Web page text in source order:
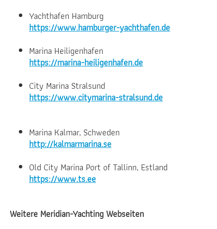
Yachthafen Hamburg
https://www.hamburger-yachthafen.de
Marina Heiligenhafen
https://marina-heiligenhafen.de
City Marina Stralsund
https://www.citymarina-stralsund.de
Marina Kalmar, Schweden
http://kalmarmarina.se
Old City Marina Port of Tallinn, Estland
https://www.ts.ee
Weitere Meridian-Yachting Webseiten